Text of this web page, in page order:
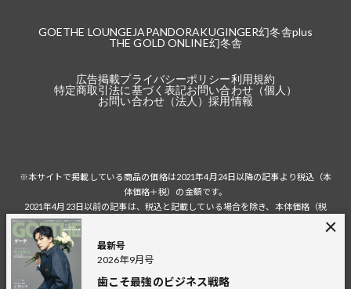
最新号
2026年9月号
歯こそ最強のビジネス戦略
GOETHE LOUNGE JAPANDORAKUGINGER幻冬舎plus
THE GOLD ONLINE幻冬舎
広告掲載プライバシーポリシー利用規約
特定商取引法に基づく表記お問い合わせ（個人）
お問い合わせ（法人）採用情報
※本サイトで掲載している商品の価格は2021年4月24日以降の記事より税込（本
体価格＋税）の金額です。
2021年4月23日以前の記事は、税込と記載している場合を除き、本体価格（税
税込の場合の税額は掲載当時の税率に準じます。